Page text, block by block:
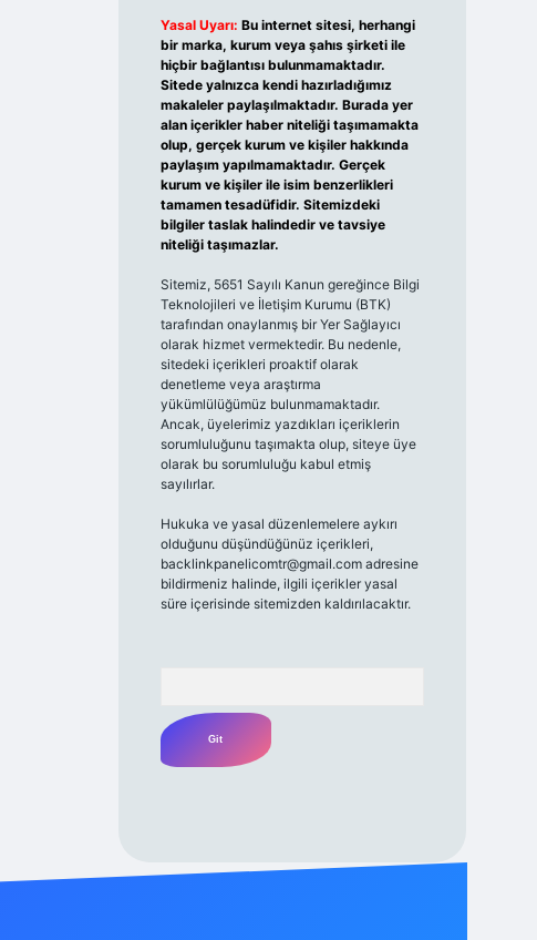
Yasal Uyarı: Bu internet sitesi, herhangi
bir marka, kurum veya şahıs şirketi ile
hiçbir bağlantısı bulunmamaktadır.
Sitede yalnızca kendi hazırladığımız
makaleler paylaşılmaktadır. Burada yer
alan içerikler haber niteliği taşımamakta
olup, gerçek kurum ve kişiler hakkında
paylaşım yapılmamaktadır. Gerçek
kurum ve kişiler ile isim benzerlikleri
tamamen tesadüfidir. Sitemizdeki
bilgiler taslak halindedir ve tavsiye
niteliği taşımazlar.
Sitemiz, 5651 Sayılı Kanun gereğince Bilgi
Teknolojileri ve İletişim Kurumu (BTK)
tarafından onaylanmış bir Yer Sağlayıcı
olarak hizmet vermektedir. Bu nedenle,
sitedeki içerikleri proaktif olarak
denetleme veya araştırma
yükümlülüğümüz bulunmamaktadır.
Ancak, üyelerimiz yazdıkları içeriklerin
sorumluluğunu taşımakta olup, siteye üye
olarak bu sorumluluğu kabul etmiş
sayılırlar.
Hukuka ve yasal düzenlemelere aykırı
olduğunu düşündüğünüz içerikleri,
backlinkpanelicomtr@gmail.comadresine
bildirmeniz halinde, ilgili içerikler yasal
süre içerisinde sitemizden kaldırılacaktır.